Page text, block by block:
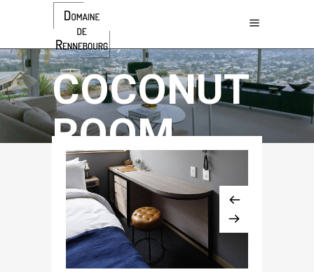
$768 / night
COCONUT
ROOM